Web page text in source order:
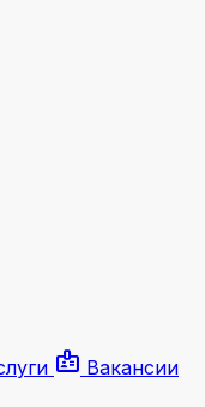
badge Вакансии